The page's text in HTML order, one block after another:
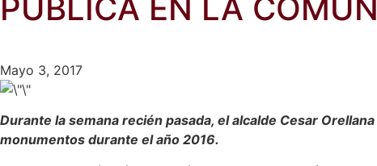
PÚBLICA EN LA
Mayo 3, 2017
Durante la semana recién pasada, el alcalde Cesar
monumentos durante el año 2016.